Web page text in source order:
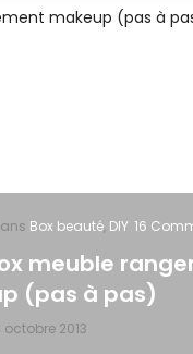
Box beauté, DIY 16
meuble
(pas à pas)
octobre 2013